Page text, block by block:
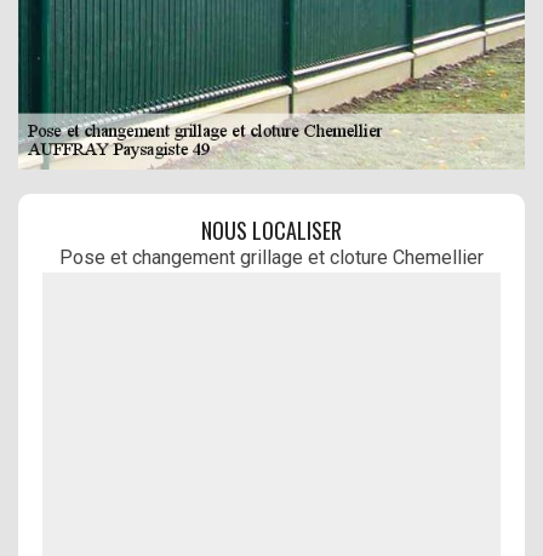
NOUS LOCALISER
Pose et changement grillage et cloture Chemellier